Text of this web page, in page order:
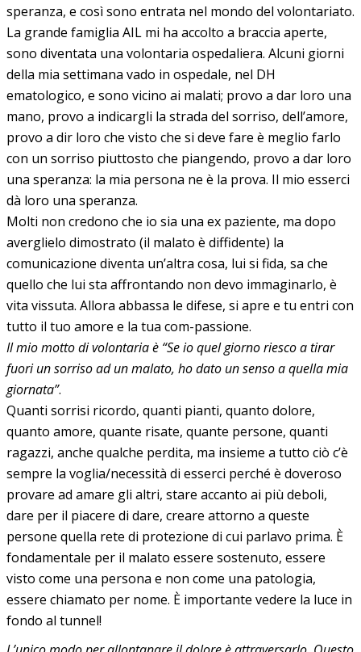
speranza, e così sono entrata nel mondo del volontariato.
La grande famiglia AIL mi ha accolto a braccia aperte,
sono diventata una volontaria ospedaliera. Alcuni giorni
della mia settimana vado in ospedale, nel DH
ematologico, e sono vicino ai malati; provo a dar loro una
mano, provo a indicargli la strada del sorriso, dell’amore,
provo a dir loro che visto che si deve fare è meglio farlo
con un sorriso piuttosto che piangendo, provo a dar loro
una speranza: la mia persona ne è la prova. Il mio esserci
dà loro una speranza.
Molti non credono che io sia una ex paziente, ma dopo
averglielo dimostrato (il malato è diffidente) la
comunicazione diventa un’altra cosa, lui si fida, sa che
quello che lui sta affrontando non devo immaginarlo, è
vita vissuta. Allora abbassa le difese, si apre e tu entri con
tutto il tuo amore e la tua com-passione.
Il mio motto di volontaria è “Se io quel giorno riesco a tirar
fuori un sorriso ad un malato, ho dato un senso a quella mia
giornata”.
Quanti sorrisi ricordo, quanti pianti, quanto dolore,
quanto amore, quante risate, quante persone, quanti
ragazzi, anche qualche perdita, ma insieme a tutto ciò c’è
sempre la voglia/necessità di esserci perché è doveroso
provare ad amare gli altri, stare accanto ai più deboli,
dare per il piacere di dare, creare attorno a queste
persone quella rete di protezione di cui parlavo prima. È
fondamentale per il malato essere sostenuto, essere
visto come una persona e non come una patologia,
essere chiamato per nome. È importante vedere la luce in
fondo al tunnel!